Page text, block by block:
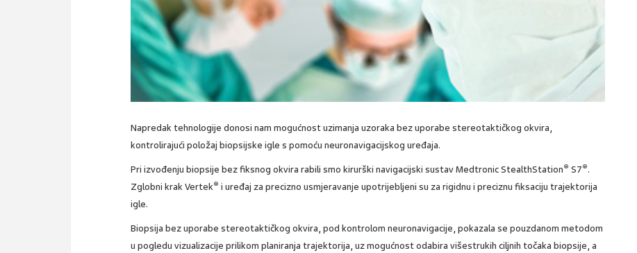
Napredak tehnologije donosi nam mogućnost uzimanja uzoraka bez uporabe stereotaktičkog okvira,
kontrolirajući položaj biopsijske igle s pomoću neuronavigacijskog uređaja.
Pri izvođenju biopsije bez fiksnog okvira rabili smo kirurški navigacijski sustav Medtronic StealthStation® S7®.
Zglobni krak Vertek® i uređaj za precizno usmjeravanje upotrijebljeni su za rigidnu i preciznu fiksaciju trajektorija
igle.
Biopsija bez uporabe stereotaktičkog okvira, pod kontrolom neuronavigacije, pokazala se pouzdanom metodom
u pogledu vizualizacije prilikom planiranja trajektorija, uz mogućnost odabira višestrukih ciljnih točaka biopsije, a